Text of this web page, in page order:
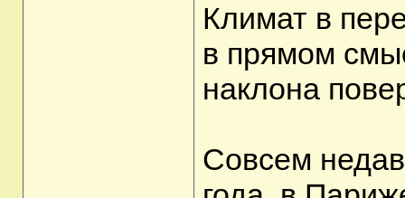
Климат в
в прямом
наклона
Совсем